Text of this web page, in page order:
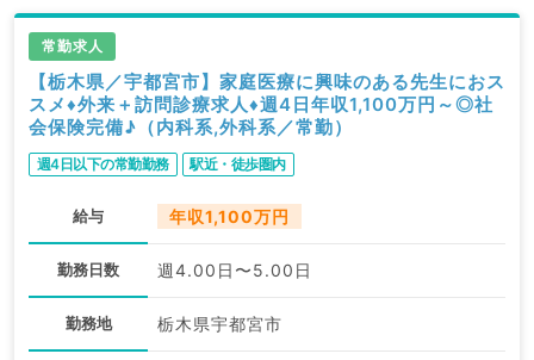
常勤求人
【栃木県／宇都宮市】家庭医療に興味のある先生におス
スメ♦外来＋訪問診療求人♦週4日年収1,100万円～◎社
会保険完備♪（内科系,外科系／常勤）
週4日以下の常勤勤務 駅近・徒歩圏内
給与 年収1,100万円
勤務日数 週4.00日〜5.00日
勤務地 栃木県宇都宮市